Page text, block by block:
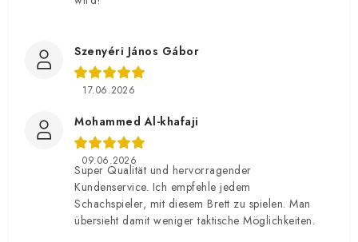
Szenyéri János Gábor
17.06.2026
Mohammed Al-khafaji
09.06.2026
Super Qualität und hervorragender
Kundenservice. Ich empfehle jedem
Schachspieler, mit diesem Brett zu spielen. Man
übersieht damit weniger taktische Möglichkeiten.